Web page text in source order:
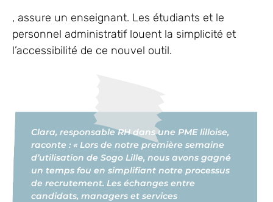
, assure un enseignant. Les étudiants et le
personnel administratif louent la simplicité et
l’accessibilité de ce nouvel outil.
Clara, responsable RH dans une PME lilloise,
raconte : « Lors de notre première semaine
d’utilisation de Sogo Lille, nous avons gagné
un temps fou en simplifiant notre processus
de recrutement. Les échanges entre
candidats, managers et services